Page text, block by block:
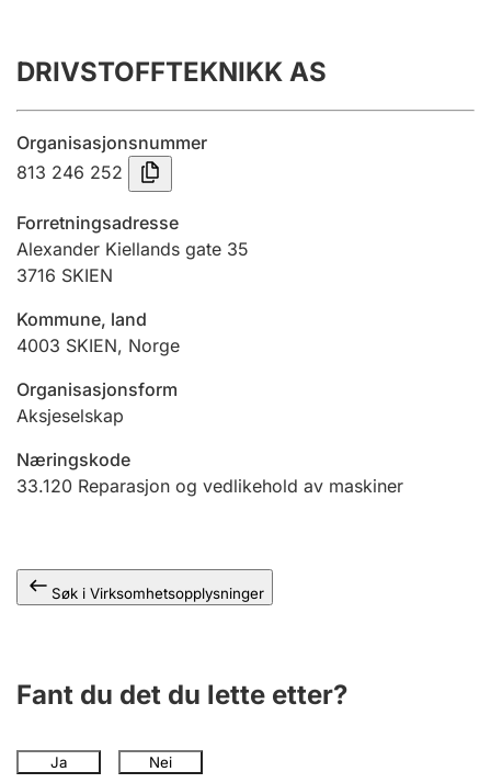
Årsregnskap
Innsending og forsinkelsesgebyr
Tinglysing
Jeger
Ektepaktveileder
Offentlig sektor
DRIVSTOFFTEKNIKK AS
Organisasjonsnummer
813 246 252
Forretningsadresse
Alexander Kiellands gate 35
3716 SKIEN
Kommune, land
4003 SKIEN, Norge
Organisasjonsform
Aksjeselskap
Næringskode
33.120 Reparasjon og vedlikehold av maskiner
Søk i Virksomhetsopplysninger
Fant du det du lette etter?
Ja Nei